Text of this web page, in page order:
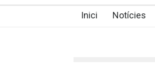
Inici Notícies